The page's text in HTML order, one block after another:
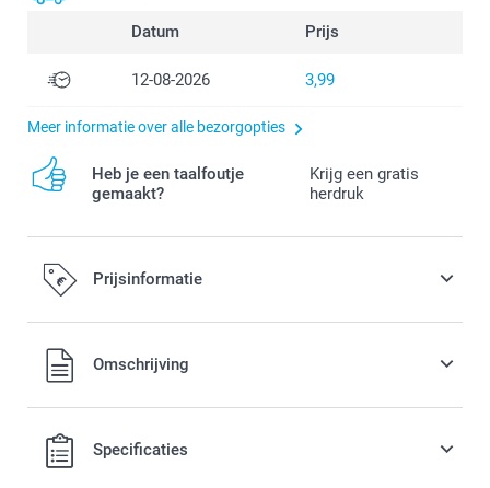
Datum Prijs
12-08-2026 3,99
Meer informatie over alle bezorgopties
Heb je een taalfoutje
gemaakt?
Krijg een gratis
herdruk
Prijsinformatie
Alle prijzen zijn in EURO (€) inclusief BTW en exclusief
verzendkosten.Omschrijving
Specificaties